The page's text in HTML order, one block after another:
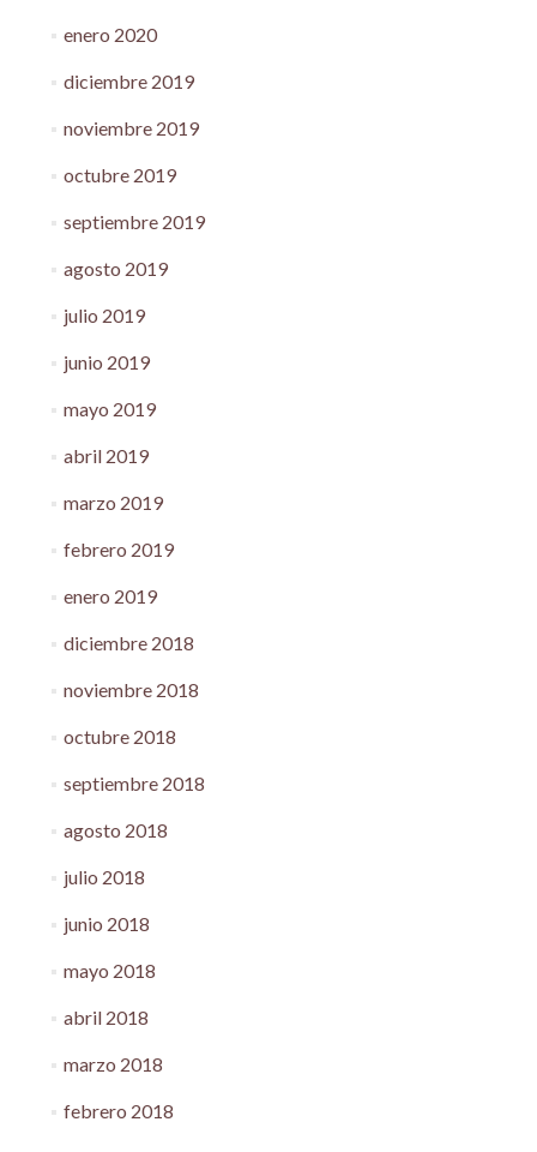
enero 2020
diciembre 2019
noviembre 2019
octubre 2019
septiembre 2019
agosto 2019
julio 2019
junio 2019
mayo 2019
abril 2019
marzo 2019
febrero 2019
enero 2019
diciembre 2018
noviembre 2018
octubre 2018
septiembre 2018
agosto 2018
julio 2018
junio 2018
mayo 2018
abril 2018
marzo 2018
febrero 2018